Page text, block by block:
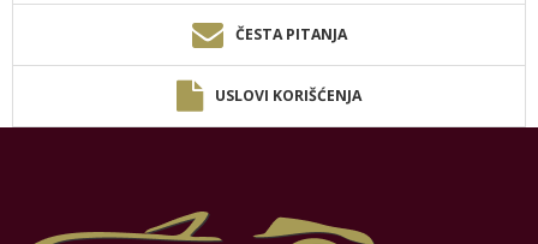
ČESTA PITANJA
USLOVI KORIŠĆENJA